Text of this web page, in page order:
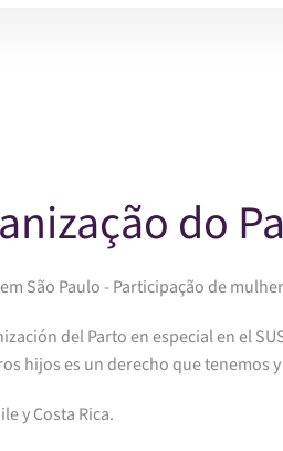
do
São Paulo - Participação de
del Parto en especial en el
hijos es un derecho que tenemos
y Costa Rica.